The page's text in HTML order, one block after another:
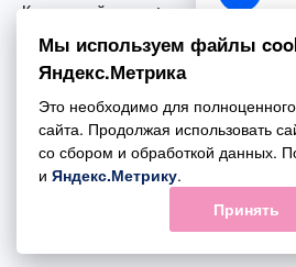
Контактный номер:
+7 (495) 970-44-75
Почта:
mail@esta-fiesta.ru
Режим работы интернет-магазина:
ПН-ВС с 09:00 до 21:00
Мы используем файлы
Яндекс.Метрика
Это необходимо для
сайта. Продолжая использовать
со сбором и обработкой данных.
и Яндекс.Метрику.
Принять